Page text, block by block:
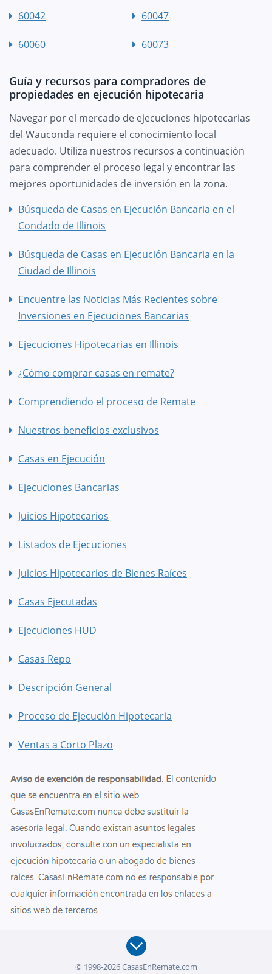
60042 60047
60060 60073
Guía y recursos para compradores de
propiedades en ejecución hipotecaria
Navegar por el mercado de ejecuciones hipotecarias
del Wauconda requiere el conocimiento local
adecuado. Utiliza nuestros recursos a continuación
para comprender el proceso legal y encontrar las
mejores oportunidades de inversión en la zona.
Búsqueda de Casas en Ejecución Bancaria en el
Condado de Illinois
Búsqueda de Casas en Ejecución Bancaria en la
Ciudad de Illinois
Encuentre las Noticias Más Recientes sobre
Inversiones en Ejecuciones Bancarias
Ejecuciones Hipotecarias en Illinois
¿Cómo comprar casas en remate?
Comprendiendo el proceso de Remate
Nuestros beneficios exclusivos
Casas en Ejecución
Ejecuciones Bancarias
Juicios Hipotecarios
Listados de Ejecuciones
Juicios Hipotecarios de Bienes Raíces
Casas Ejecutadas
Ejecuciones HUD
Casas Repo
Descripción General
Proceso de Ejecución Hipotecaria
Ventas a Corto Plazo
© 1998-2026 CasasEnRemate.com